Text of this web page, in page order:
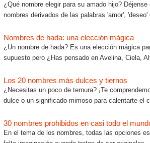
¿Qué nombre elegir para su amado hijo?
nombres derivados de las palabras 'amor', 'deseo'
Nombres de hada: una elección mágica
¿Un nombre de hada? Es una elección mágica
supuesto pero ¿Has pensado en Avelina, Ciela,
Los 20 nombres más dulces y tiernos
¿Necesitas un poco de ternura? ¡Te
dulce o un significado mimoso para calentarte el
30 nombres prohibidos en casi todo el
En el tema de los nombres, todas las opciones